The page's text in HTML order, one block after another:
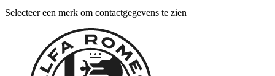
Selecteer een merk om contactgegevens te zien